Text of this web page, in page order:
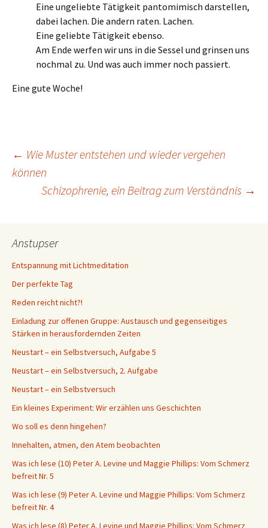
Eine ungeliebte Tätigkeit pantomimisch darstellen,
dabei lachen. Die andern raten. Lachen.
Eine geliebte Tätigkeit ebenso.
Am Ende werfen wir uns in die Sessel und grinsen uns
nochmal zu. Und was auch immer noch passiert.
Eine gute Woche!
Beitragsnavigation
← Wie Muster entstehen und wieder vergehen
können
Schizophrenie, ein Beitrag zum Verständnis →
Anstupser
Entspannung mit Lichtmeditation
Der perfekte Tag
Reden reicht nicht?!
Einladung zur offenen Gruppe: Austausch und gegenseitiges
Stärken in herausfordernden Zeiten
Neustart – ein Selbstversuch, Aufgabe 5
Neustart – ein Selbstversuch, 2. Aufgabe
Neustart – ein Selbstversuch
Ein kleines Experiment: Wir erzählen uns Geschichten
Wo soll es denn hingehen?
Innehalten, atmen, den Atem beobachten
Was ich lese (10) Peter A. Levine und Maggie Phillips: Vom Schmerz
befreit Nr. 5
Was ich lese (9) Peter A. Levine und Maggie Phillips: Vom Schmerz
befreit Nr. 4
Was ich lese (8) Peter A. Levine und Maggie Phillips: Vom Schmerz